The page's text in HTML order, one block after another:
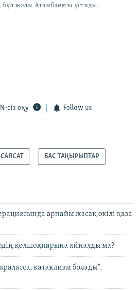
жолы Атамбаевты ұстады.
сіз оқу Follow us
САЯСАТ БАС ТАҚЫРЫПТАР
арнайы жасақ өкілі қаза
қолшоқпарына айналды ма?
катаклизм болады".